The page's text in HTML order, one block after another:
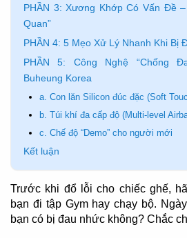
PHẦN 3: Xương Khớp Có Vấn Đề –
Quan”
PHẦN 4: 5 Mẹo Xử Lý Nhanh Khi Bị
PHẦN 5: Công Nghệ “Chống
Buheung Korea
a. Con lăn Silicon đúc đặc (Soft
b. Túi khí đa cấp độ (Multi-level
c. Chế độ “Demo” cho người mới
Kết luận
Trước khi đổ lỗi cho chiếc ghế,
bạn đi tập Gym hay chạy bộ.
bạn có bị đau nhức không? Chắc